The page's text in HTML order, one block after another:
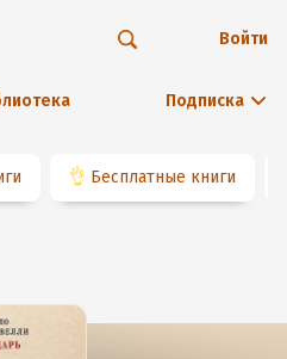
Подписка
Войти
👌 Бесплатные книги